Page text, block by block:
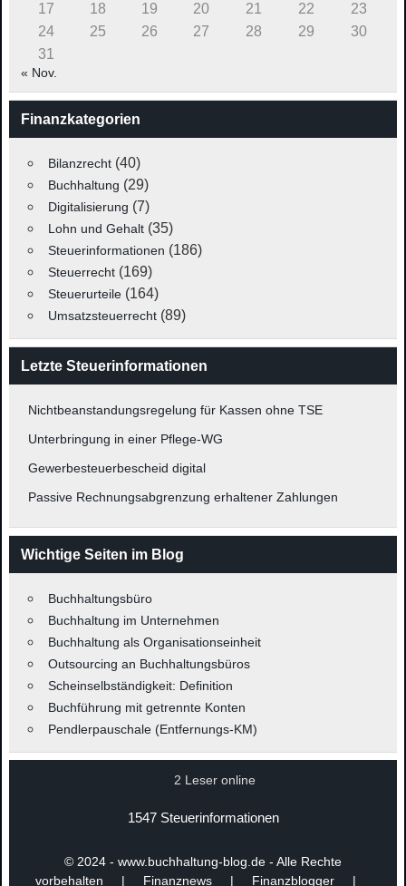
17
18 19 20 21 22
23
24
25 26 27 28 29
30
31
« Nov.
Finanzkategorien
Bilanzrecht(40)
Buchhaltung (29)
Digitalisierung (7)
Lohn und Gehalt(35)
Steuerinformationen (186)
Steuerrecht(169)
Steuerurteile(164)
Umsatzsteuerrecht(89)
Letzte Steuerinformationen
Nichtbeanstandungsregelung für Kassen ohne TSE
Unterbringung in einer Pflege-WG
Gewerbesteuerbescheid digital
Passive Rechnungsabgrenzung erhaltener Zahlungen
Wichtige Seiten im Blog
Buchhaltungsbüro
Buchhaltung im Unternehmen
Buchhaltung als Organisationseinheit
Outsourcing an Buchhaltungsbüros
Scheinselbständigkeit: Definition
Buchführung mit getrennte Konten
Pendlerpauschale (Entfernungs-KM)
2 Leser online
1547 Steuerinformationen
© 2024 - www.buchhaltung-blog.de - Alle Rechte
vorbehalten | Finanznews | Finanzblogger |